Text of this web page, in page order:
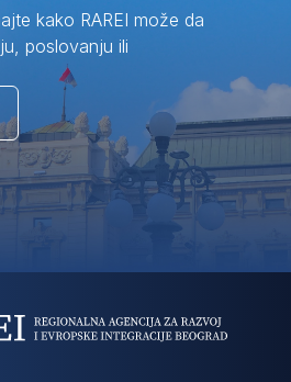
kako RAREI može da
poslovanju ili